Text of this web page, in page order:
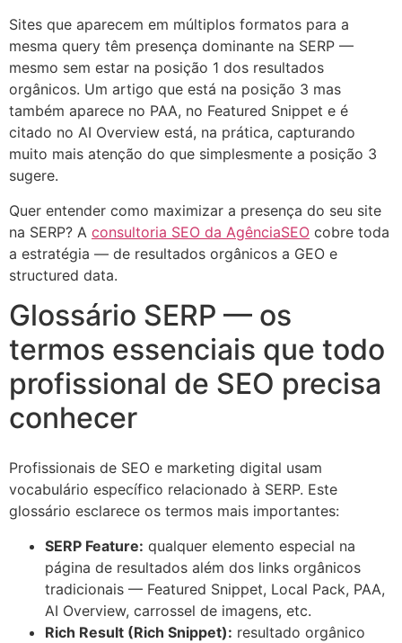
Sites que aparecem em múltiplos formatos para a
mesma query têm presença dominante na SERP —
mesmo sem estar na posição 1 dos resultados
orgânicos. Um artigo que está na posição 3 mas
também aparece no PAA, no Featured Snippet e é
citado no AI Overview está, na prática, capturando
muito mais atenção do que simplesmente a posição 3
sugere.
Quer entender como maximizar a presença do seu site
na SERP? A consultoria SEO da AgênciaSEO cobre toda
a estratégia — de resultados orgânicos a GEO e
structured data.
Glossário SERP — os
termos essenciais que todo
profissional de SEO precisa
conhecer
Profissionais de SEO e marketing digital usam
vocabulário específico relacionado à SERP. Este
glossário esclarece os termos mais importantes:
SERP Feature: qualquer elemento especial na
página de resultados além dos links orgânicos
tradicionais — Featured Snippet, Local Pack, PAA,
AI Overview, carrossel de imagens, etc.
Rich Result (Rich Snippet): resultado orgânico